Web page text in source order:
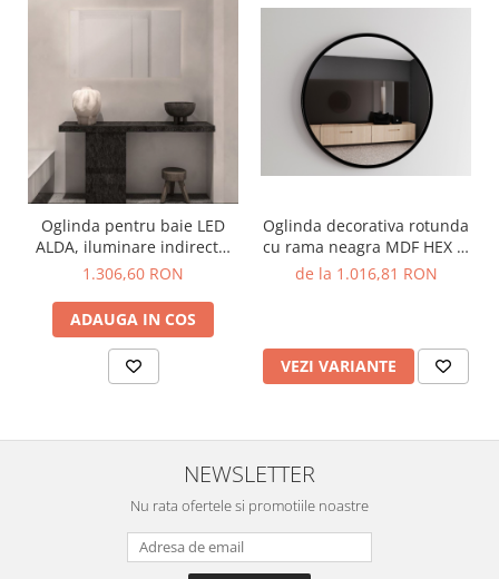
Oglinda pentru baie LED
ALDA, iluminare indirecta,
1005 lm, IP44, intrerupator
120*70 cm - NOVA LUCE
1.306,60 RON
ADAUGA IN COS
Oglinda decorativa rotunda
cu rama neagra MDF HEX 2,
diametru 50 cm - O'VIRRO
de la 1.016,81 RON
VEZI VARIANTE
NEWSLETTER
Nu rata ofertele si promotiile noastre